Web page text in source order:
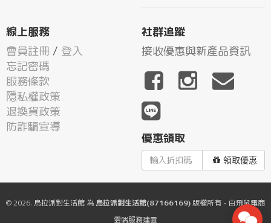
線上服務
會員註冊 / 登入
忘記密碼
服務條款
隱私權政策
退換貨政策
防詐騙宣導
社群追蹤
接收優惠與新產品資訊
優惠領取
領取優惠
© 2026. 烏拉派對生活館 為 烏拉派對生活館(87166169)版權所有 - 由飛鼠電商
雲端服務建置